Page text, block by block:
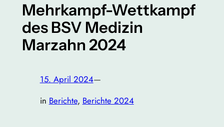
Mehrkampf-Wettkampf
des BSV Medizin
Marzahn 2024
15. April 2024—
in Berichte, Berichte 2024